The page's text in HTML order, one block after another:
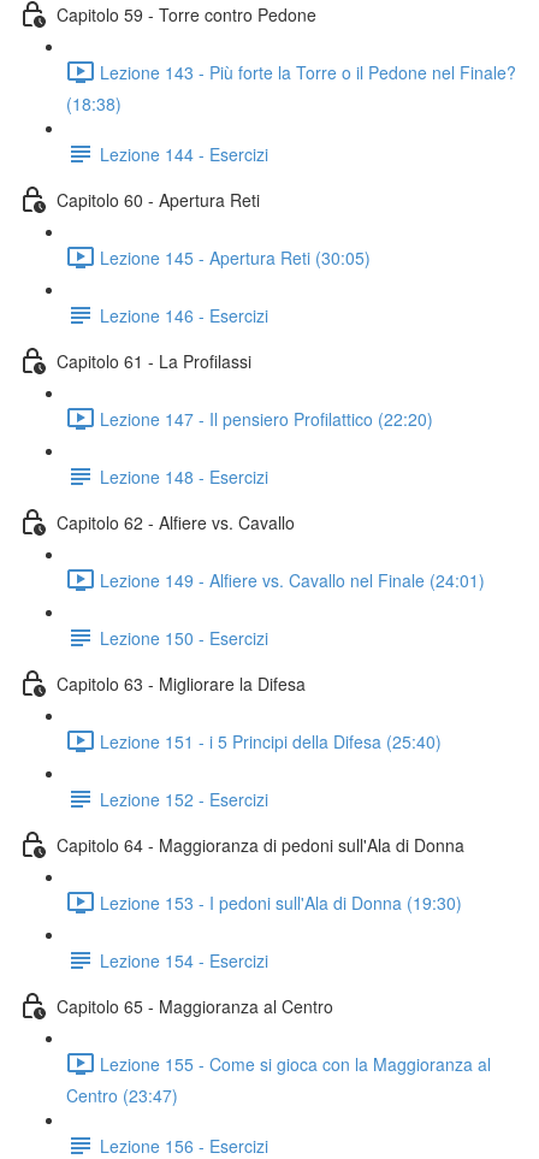
Capitolo 59 - Torre contro Pedone
Lezione 143 - Più forte la Torre o il Pedone nel Finale?
(18:38)
Lezione 144 - Esercizi
Capitolo 60 - Apertura Reti
Lezione 145 - Apertura Reti (30:05)
Lezione 146 - Esercizi
Capitolo 61 - La Profilassi
Lezione 147 - Il pensiero Profilattico (22:20)
Lezione 148 - Esercizi
Capitolo 62 - Alfiere vs. Cavallo
Lezione 149 - Alfiere vs. Cavallo nel Finale (24:01)
Lezione 150 - Esercizi
Capitolo 63 - Migliorare la Difesa
Lezione 151 - i 5 Principi della Difesa (25:40)
Lezione 152 - Esercizi
Capitolo 64 - Maggioranza di pedoni sull'Ala di Donna
Lezione 153 - I pedoni sull'Ala di Donna (19:30)
Lezione 154 - Esercizi
Capitolo 65 - Maggioranza al Centro
Lezione 155 - Come si gioca con la Maggioranza al
Centro (23:47)
Lezione 156 - Esercizi